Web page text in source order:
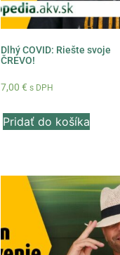
Dlhý COVID: Riešte svoje
ČREVO!
7,00 € s DPH
Pridať do košíka